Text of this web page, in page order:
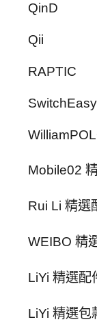
QinD
Qii
RAPTIC
Mobile02
Rui Li 精選
WEIBO 精
LiYi 精選配
LiYi 精選包